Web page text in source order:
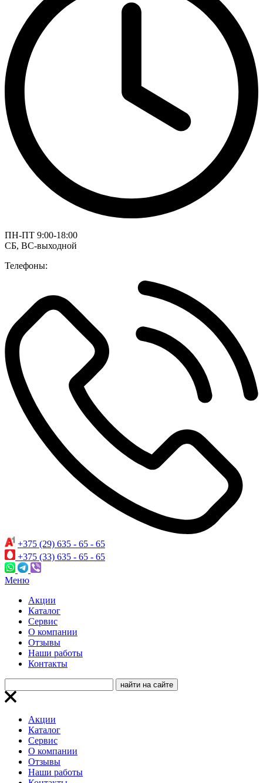
ПН-ПТ 9:00-18:00
СБ, ВС-выходной
Телефоны:
+375 (29) 635 - 65 - 65
+375 (33) 635 - 65 - 65
Меню
Акции
Каталог
Сервис
О компании
Отзывы
Наши работы
Контакты
Акции
Каталог
Сервис
О компании
Отзывы
Наши работы